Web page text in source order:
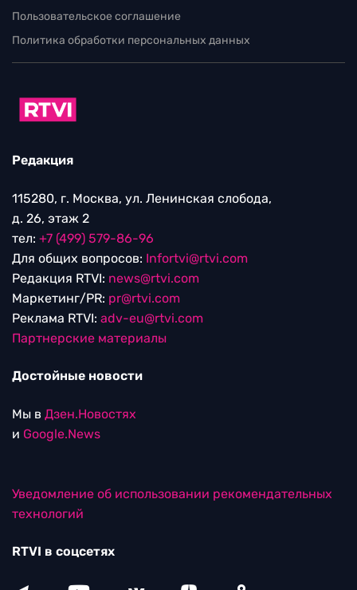
Пользовательское соглашение
Политика обработки персональных данных
Редакция
115280, г. Москва, ул. Ленинская слобода,
д. 26, этаж 2
тел: +7 (499) 579-86-96
Для общих вопросов: Infortvi@rtvi.com
Редакция RTVI: news@rtvi.com
Маркетинг/PR: pr@rtvi.com
Реклама RTVI: adv-eu@rtvi.com
Партнерские материалы
Достойные новости
Мы в Дзен.Новостях
и Google.News
Уведомление об использовании рекомендательных
технологий
RTVI в соцсетях